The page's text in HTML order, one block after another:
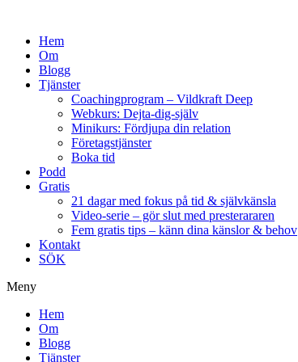
Hem
Om
Blogg
Tjänster
Coachingprogram – Vildkraft Deep
Webkurs: Dejta-dig-själv
Minikurs: Fördjupa din relation
Företagstjänster
Boka tid
Podd
Gratis
21 dagar med fokus på tid & självkänsla
Video-serie – gör slut med presterararen
Fem gratis tips – känn dina känslor & behov
Kontakt
SÖK
Meny
Hem
Om
Blogg
Tjänster